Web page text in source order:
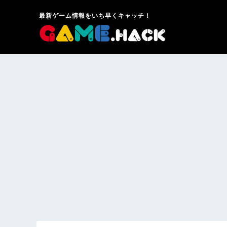
最新ゲーム情報をいち早くキャッチ！